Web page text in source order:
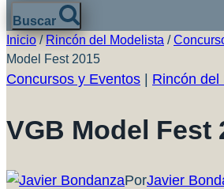
Buscar
Inicio / Rincón del Modelista /
Model Fest 2015
Concursos y Eventos Rincón del
VGB Model Fest
PorJavier